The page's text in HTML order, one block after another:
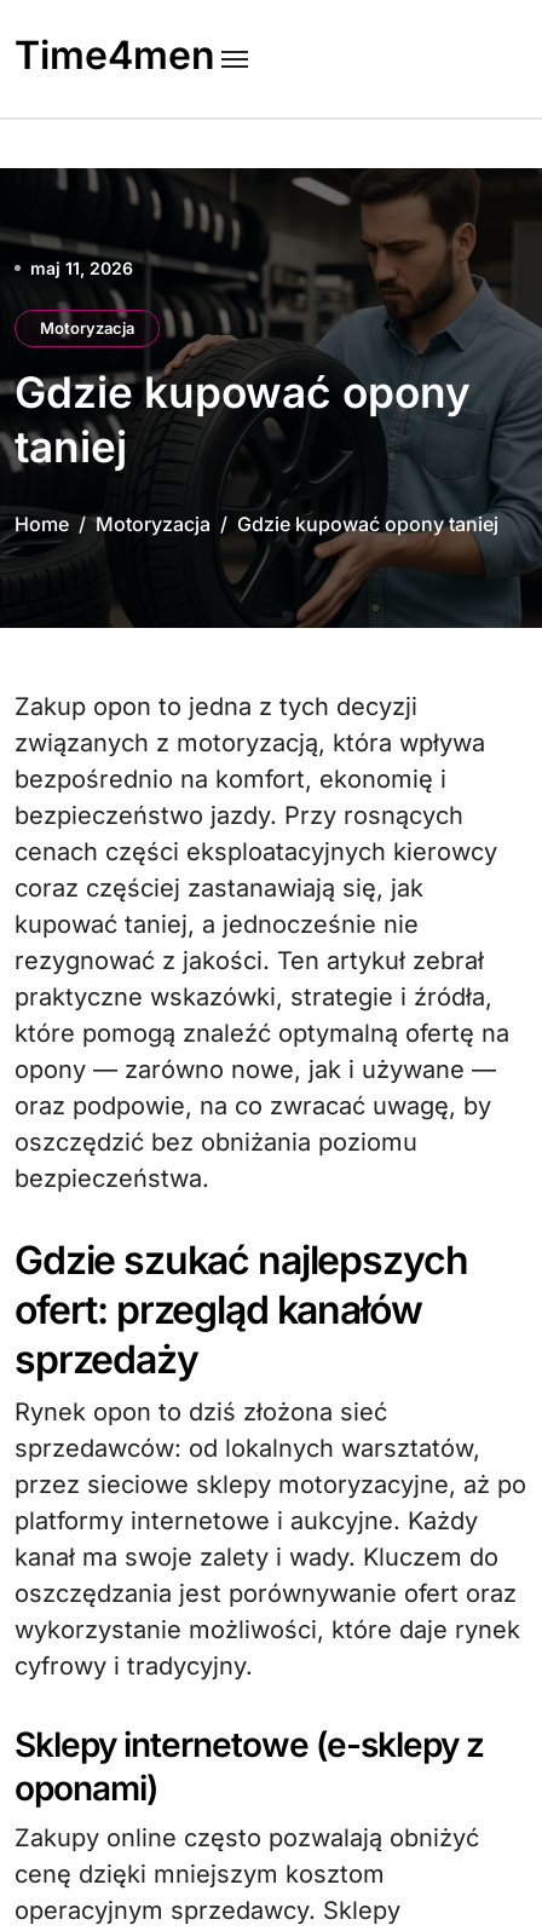
to
content
Time4men
maj 11, 2026
Motoryzacja
Gdzie kupować opony
taniej
Home Motoryzacja Gdzie kupować opony taniej
Zakup opon to jedna z tych decyzji
związanych z motoryzacją, która wpływa
bezpośrednio na komfort, ekonomię i
bezpieczeństwo jazdy. Przy rosnących
cenach części eksploatacyjnych kierowcy
coraz częściej zastanawiają się, jak
kupować taniej, a jednocześnie nie
rezygnować z jakości. Ten artykuł zebrał
praktyczne wskazówki, strategie i źródła,
które pomogą znaleźć optymalną ofertę na
opony — zarówno nowe, jak i używane —
oraz podpowie, na co zwracać uwagę, by
oszczędzić bez obniżania poziomu
bezpieczeństwa.
Gdzie szukać najlepszych
ofert: przegląd kanałów
sprzedaży
Rynek opon to dziś złożona sieć
sprzedawców: od lokalnych warsztatów,
przez sieciowe sklepy motoryzacyjne, aż po
platformy internetowe i aukcyjne. Każdy
kanał ma swoje zalety i wady. Kluczem do
oszczędzania jest porównywanie ofert oraz
wykorzystanie możliwości, które daje rynek
cyfrowy i tradycyjny.
Sklepy internetowe (e-sklepy z
oponami)
Zakupy online często pozwalają obniżyć
cenę dzięki mniejszym kosztom
operacyjnym sprzedawcy. Sklepy